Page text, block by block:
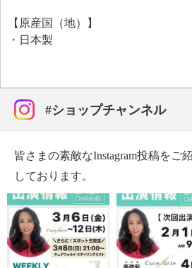
解ケラチン（カシミヤヤギ））とい
髪補修成分を配合しました。植物由
＜配合／無配合表示＞
無香料※香りが無いということでは
【原産国（地）】
・日本製
#ショップチャンネル
皆さまの素敵なInstagram投稿をご
しております。